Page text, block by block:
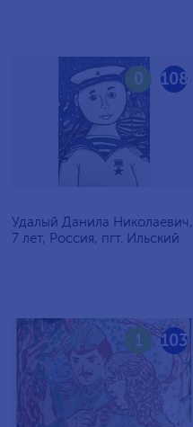
108
0
Удалый Данила Николаевич,
7 лет, Россия, пгт. Ильский
103
1